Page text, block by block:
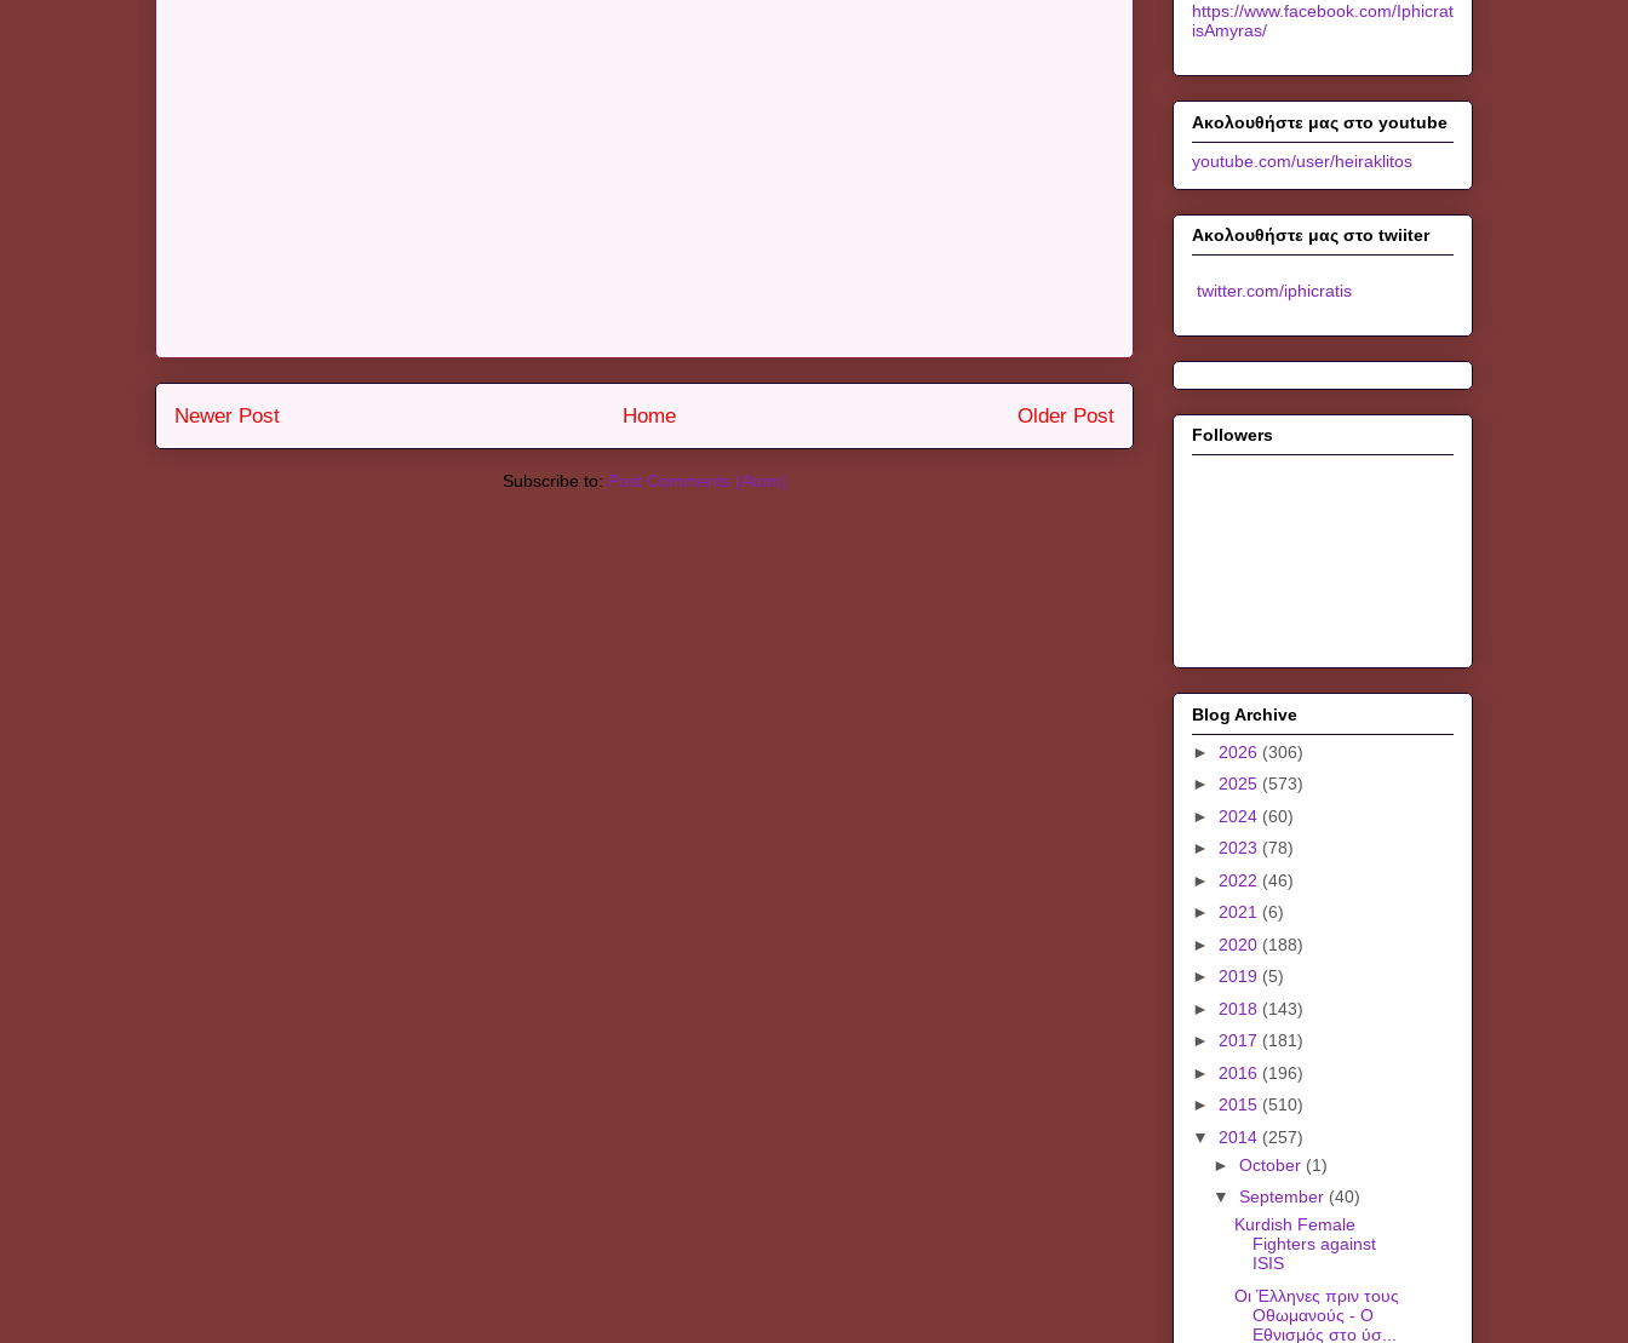
Newer Post Older Post
Home
Subscribe to: Post Comments (Atom)
https://www.facebook.com/Iphicrat
isAmyras/
Ακολουθήστε μας στο youtube
youtube.com/user/heiraklitos
Ακολουθήστε μας στο twiiter
twitter.com/iphicratis
Followers
Blog Archive
► 2026 (306)
► 2025 (573)
► 2024 (60)
► 2023 (78)
► 2022 (46)
► 2021 (6)
► 2020 (188)
► 2019 (5)
► 2018 (143)
► 2017 (181)
► 2016 (196)
► 2015 (510)
▼ 2014 (257)
► October (1)
▼ September (40)
Kurdish Female
Fighters against
ISIS
Οι Έλληνες πριν τους
Οθωμανούς - Ο
Εθνισμός στο ύσ...